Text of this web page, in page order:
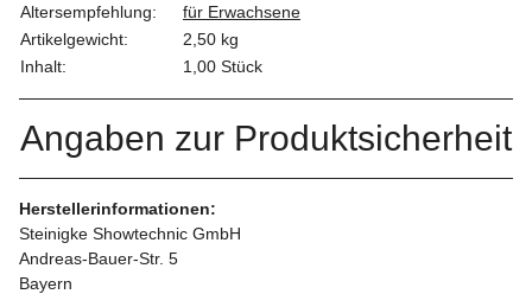
Altersempfehlung:
für Erwachsene
Artikelgewicht:
2,50 kg
Inhalt:
1,00 Stück
Angaben zur Produktsicherheit
Herstellerinformationen:
Steinigke Showtechnic GmbH
Andreas-Bauer-Str. 5
Bayern